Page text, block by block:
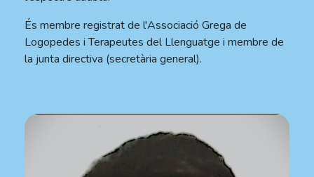
És membre registrat de l'Associació Grega de
Logopedes i Terapeutes del Llenguatge i membre de
la junta directiva (secretària general).